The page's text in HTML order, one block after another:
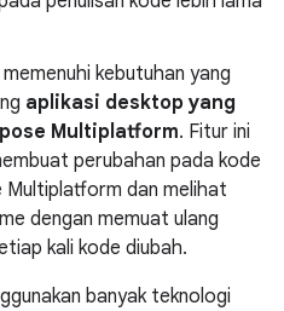
memenuhi kebutuhan yang
aplikasi desktop yang
Multiplatform. Fitur ini
perubahan pada kode
Multiplatform dan melihat
dengan memuat ulang
kali kode diubah.
banyak teknologi